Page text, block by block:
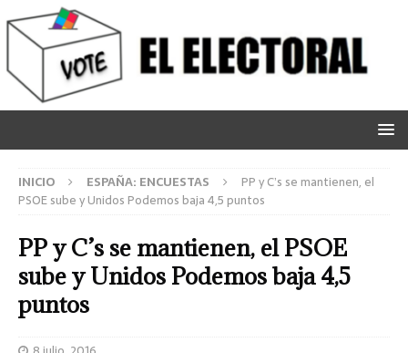
INICIO ESPAÑA: ENCUESTAS
PP y C’s se mantienen, el
PSOE sube y Unidos Podemos baja 4,5 puntos
PP y C’s se mantienen, el PSOE
sube y Unidos Podemos baja 4,5
puntos